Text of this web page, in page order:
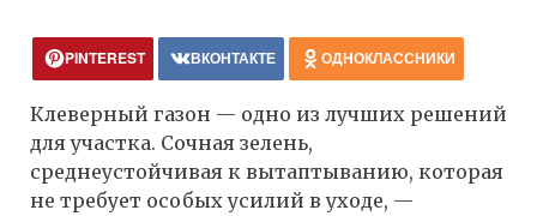
PINTEREST ВКОНТАКТЕ ОДНОКЛАССНИКИ
Клеверный газон — одно из лучших решений
для участка. Сочная зелень,
среднеустойчивая к вытаптыванию, которая
не требует особых усилий в уходе, —